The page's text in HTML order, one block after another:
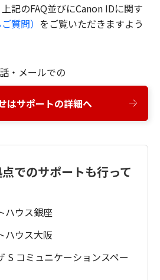
記のFAQ並びにCanon IDに関す
質問） をご覧いただきますよう
・メールでの
はサポートの詳細へ
でのサポートも行って
ハウス銀座
ハウス大阪
S コミュニケーションスペー